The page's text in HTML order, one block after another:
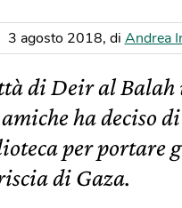
3 agosto 2018, di Andrea
di Deir al Balah
ha deciso
per portare
di Gaza.